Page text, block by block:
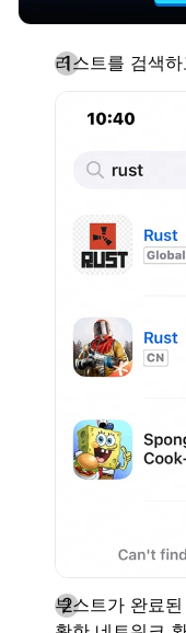
러스트를 검색
부스트가 완료